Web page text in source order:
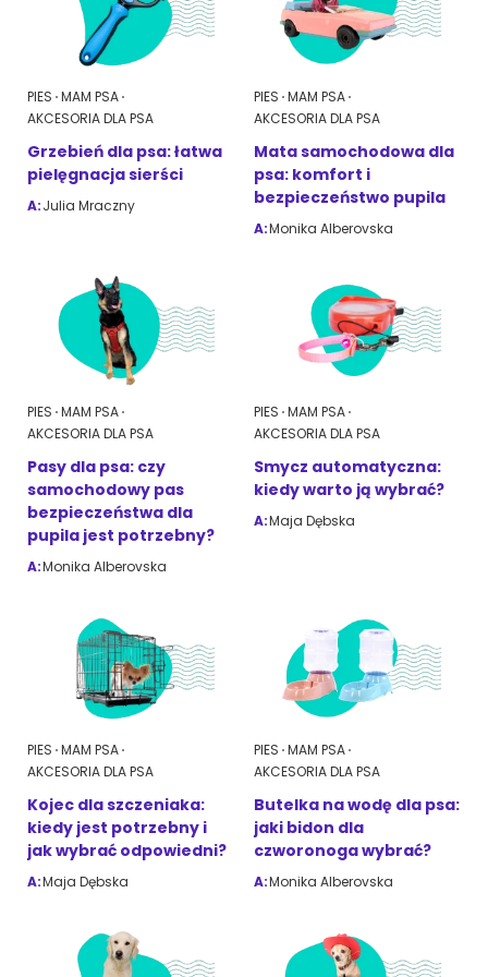
PIES MAM PSA
AKCESORIA DLA PSA
Grzebień dla psa: łatwa
pielęgnacja sierści
A:Julia Mraczny
PIES MAM PSA
AKCESORIA DLA PSA
Mata samochodowa dla
psa: komfort i
bezpieczeństwo pupila
A:Monika Alberovska
PIES MAM PSA
AKCESORIA DLA PSA
Pasy dla psa: czy
samochodowy pas
bezpieczeństwa dla
pupila jest potrzebny?
A:Monika Alberovska
PIES MAM PSA
AKCESORIA DLA PSA
Smycz automatyczna:
kiedy warto ją wybrać?
A:Maja Dębska
PIES MAM PSA
AKCESORIA DLA PSA
Kojec dla szczeniaka:
kiedy jest potrzebny i
jak wybrać odpowiedni?
A:Maja Dębska
PIES MAM PSA
AKCESORIA DLA PSA
Butelka na wodę dla psa:
jaki bidon dla
czworonoga wybrać?
A:Monika Alberovska